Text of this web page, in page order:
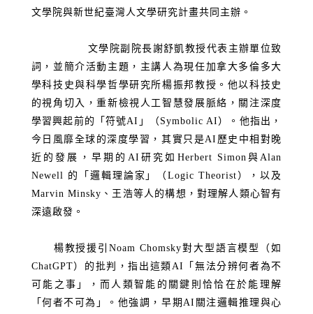
文學院與新世紀臺灣人文學研究計畫共同主辦。
文學院副院長謝舒凱教授代表主辦單位致
詞，並簡介活動主題，主講人為現任加拿大多倫多大
學科技史與科學哲學研究所楊振邦教授。他以科技史
的視角切入，重新檢視人工智慧發展脈絡，關注深度
學習興起前的「符號AI 」（ Symbolic AI ）。他指出，
今日風靡全球的深度學習，其實只是AI 歷史中相對晚
近的發展，早期的 AI 研究如 Herbert Simon 與Alan
Newell 的「邏輯理論家」（Logic Theorist ），以及
Marvin Minsky 、王浩等人的構想，對理解人類心智有
深遠啟發。
楊教授援引Noam Chomsky對大型語言模型（如
ChatGPT）的批判，指出這類 AI
「無法分辨何者為不
可能之事」，而人類智能的關鍵則恰恰在於能理解
「何者不可為」。他強調，早期AI 關注邏輯推理與心